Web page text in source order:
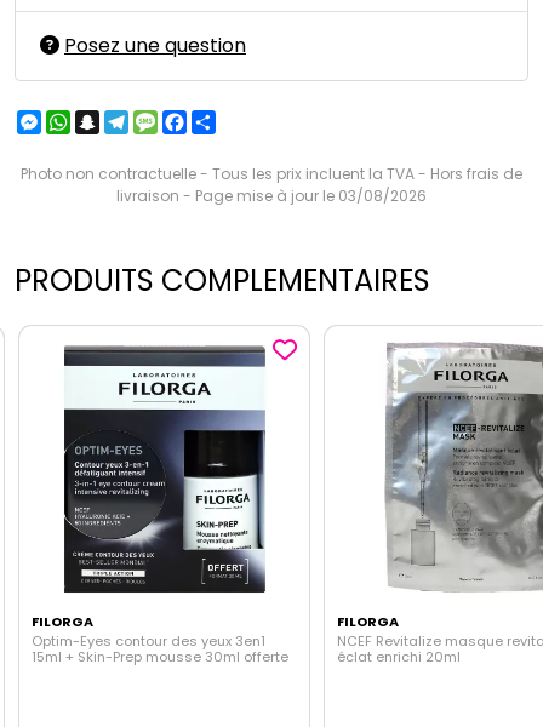
Posez une question
Messenger
WhatsApp
Snapchat
Telegram
MessageFacebook
Photo non contractuelle - Tous les prix incluent la TVA - Hors frais de
livraison - Page mise à jour le 03/08/2026
PRODUITS COMPLEMENTAIRES
FILORGA
Optim-Eyes contour des yeux 3en1
15ml + Skin-Prep mousse 30ml offerte
FILORGA
NCEF Revitalize masque
éclat enrichi 20ml